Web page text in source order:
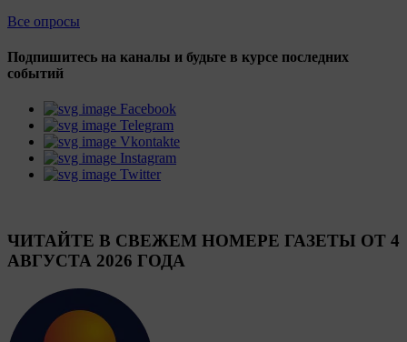
Все опросы
Подпишитесь на каналы и будьте в курсе последних
событий
Facebook
Telegram
Vkontakte
Instagram
Twitter
ЧИТАЙТЕ В СВЕЖЕМ НОМЕРЕ ГАЗЕТЫ ОТ 4
АВГУСТА 2026 ГОДА